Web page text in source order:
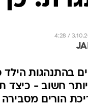
בהתנהגות
חשוב - כיצד
הורים מסבירה